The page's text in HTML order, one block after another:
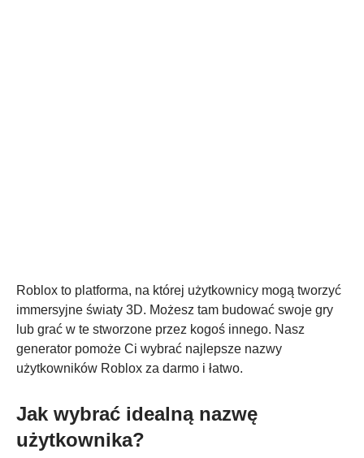
Roblox to platforma, na której użytkownicy mogą tworzyć
immersyjne światy 3D. Możesz tam budować swoje gry
lub grać w te stworzone przez kogoś innego. Nasz
generator pomoże Ci wybrać najlepsze nazwy
użytkowników Roblox za darmo i łatwo.
Jak wybrać idealną nazwę
użytkownika?